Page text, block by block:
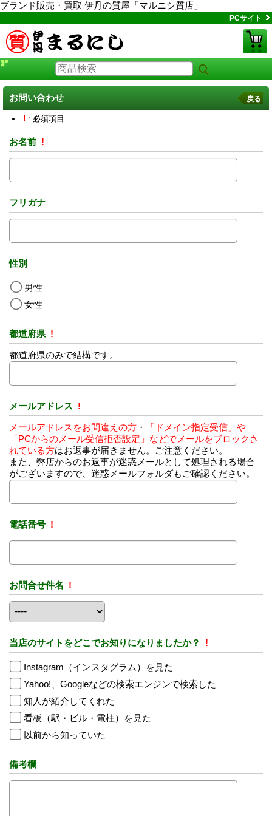
ブランド販売・買取 伊丹の質屋「マルニシ質店」
PCサイト
お問い合わせ 戻る
! : 必須項目
お名前 !
フリガナ
性別
男性
女性
都道府県 !
都道府県のみで結構です。
メールアドレス !
メールアドレスをお間違えの方 ・
「ドメイン指定受信」や
「PCからのメール受信拒否設定」などでメールをブロックさ
れている方はお返事が届きません。ご注意ください。
また、弊店からのお返事が迷惑メールとして処理される場合
がございますので、迷惑メールフォルダもご確認ください。
電話番号 !
お問合せ件名 !
当店のサイトをどこでお知りになりましたか？ !
Instagram（インスタグラム）を見た
Yahoo!、Googleなどの検索エンジンで検索した
知人が紹介してくれた
看板（駅・ビル・電柱）を見た
以前から知っていた
備考欄